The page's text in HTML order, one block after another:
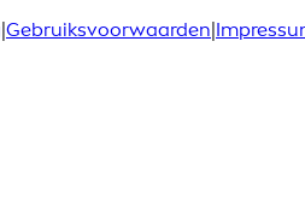
|Gebruiksvoorwaarden|